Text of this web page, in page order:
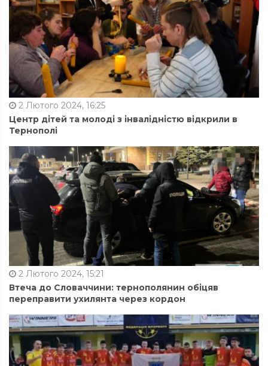
2 Лютого 2024, 16:25
Центр дітей та молоді з інвалідністю відкрили в
Тернополі
2 Лютого 2024, 15:21
Втеча до Словаччини: тернополянин обіцяв
переправити ухилянта через кордон